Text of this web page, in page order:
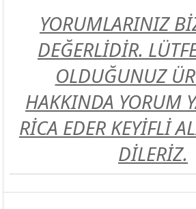
YORUMLARINIZ
DEĞERLİDİR.
OLDUĞUNUZ
HAKKINDA YORUM
RİCA EDER KEYİFLİ
DİLERİZ.